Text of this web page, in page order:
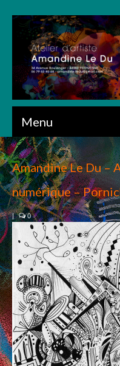
Menu
ACCUEIL
PRÉSENTATION
CRÉATIONS
ART
DESSIN
AUX
CARRÉS
PLUMES
AU FIL
Amandine Le Du –
numérique –
| 0